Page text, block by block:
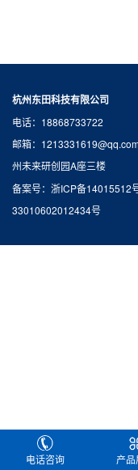
杭州东田科技有限公司
电话：18868733722
邮箱：
州未来研创园A座三楼
备案号： 浙ICP备14015512
33010602012434号
电话咨询 产